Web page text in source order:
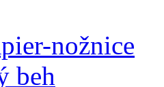
nožnice
beh